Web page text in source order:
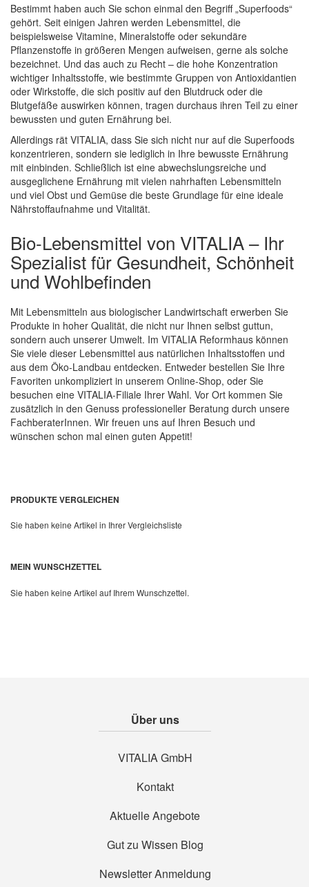
Bestimmt haben auch Sie schon einmal den Begriff „Superfoods“
gehört. Seit einigen Jahren werden Lebensmittel, die
beispielsweise Vitamine, Mineralstoffe oder sekundäre
Pflanzenstoffe in größeren Mengen aufweisen, gerne als solche
bezeichnet. Und das auch zu Recht – die hohe Konzentration
wichtiger Inhaltsstoffe, wie bestimmte Gruppen von Antioxidantien
oder Wirkstoffe, die sich positiv auf den Blutdruck oder die
Blutgefäße auswirken können, tragen durchaus ihren Teil zu einer
bewussten und guten Ernährung bei.
Allerdings rät VITALIA, dass Sie sich nicht nur auf die Superfoods
konzentrieren, sondern sie lediglich in Ihre bewusste Ernährung
mit einbinden. Schließlich ist eine abwechslungsreiche und
ausgeglichene Ernährung mit vielen nahrhaften Lebensmitteln
und viel Obst und Gemüse die beste Grundlage für eine ideale
Nährstoffaufnahme und Vitalität.
Bio-Lebensmittel von VITALIA – Ihr
Spezialist für Gesundheit, Schönheit
und Wohlbefinden
Mit Lebensmitteln aus biologischer Landwirtschaft erwerben Sie
Produkte in hoher Qualität, die nicht nur Ihnen selbst guttun,
sondern auch unserer Umwelt. Im VITALIA Reformhaus können
Sie viele dieser Lebensmittel aus natürlichen Inhaltsstoffen und
aus dem Öko-Landbau entdecken. Entweder bestellen Sie Ihre
Favoriten unkompliziert in unserem Online-Shop, oder Sie
besuchen eine VITALIA-Filiale Ihrer Wahl. Vor Ort kommen Sie
zusätzlich in den Genuss professioneller Beratung durch unsere
FachberaterInnen. Wir freuen uns auf Ihren Besuch und
wünschen schon mal einen guten Appetit!
PRODUKTE VERGLEICHEN
Sie haben keine Artikel in Ihrer Vergleichsliste
MEIN WUNSCHZETTEL
Sie haben keine Artikel auf Ihrem Wunschzettel.
Über uns
VITALIA GmbH
Kontakt
Aktuelle Angebote
Gut zu Wissen Blog
Newsletter Anmeldung